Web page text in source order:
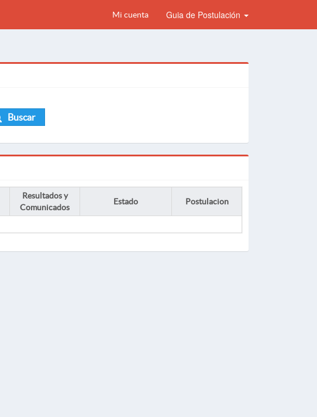
Mi cuenta Guia de Postulación
Buscar
Resultados y
Comunicados
Estado Postulacion